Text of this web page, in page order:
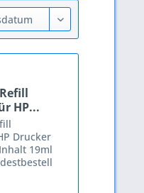
HP...
Drucker
19ml